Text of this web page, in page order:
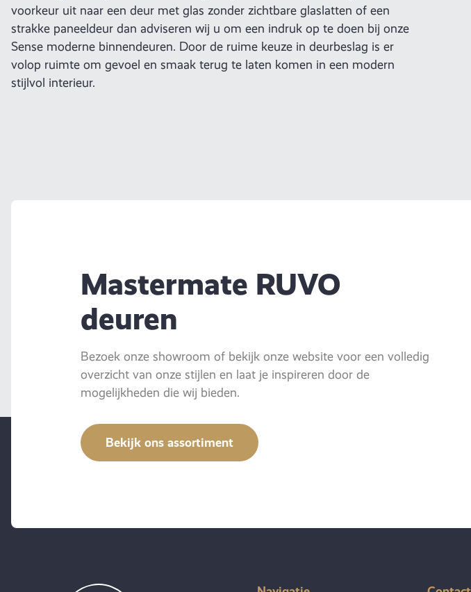
voorkeur uit naar een deur met glas zonder zichtbare glaslatten of een
strakke paneeldeur dan adviseren wij u om een indruk op te doen bij onze
Sense moderne binnendeuren. Door de ruime keuze in deurbeslag is er
volop ruimte om gevoel en smaak terug te laten komen in een modern
stijlvol interieur.
Mastermate RUVO
deuren
Bezoek onze showroom of bekijk onze website voor een volledig
overzicht van onze stijlen en laat je inspireren door de
mogelijkheden die wij bieden.
Bekijk ons assortiment